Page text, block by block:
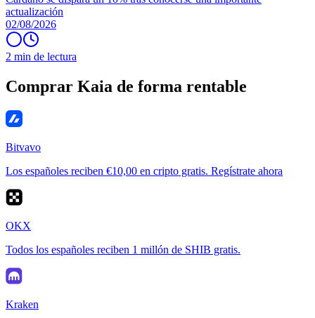
actualización
02/08/2026
2 min de lectura
Comprar Kaia de forma rentable
Bitvavo
Los españoles reciben €10,00 en cripto gratis. Regístrate ahora
OKX
Todos los españoles reciben 1 millón de SHIB gratis.
Kraken